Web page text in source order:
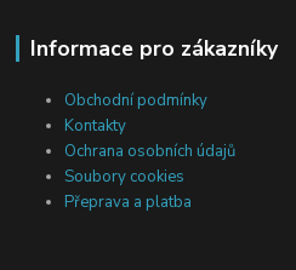
Informace pro zákazníky
Obchodní podmínky
Kontakty
Ochrana osobních údajů
Soubory cookies
Přeprava a platba